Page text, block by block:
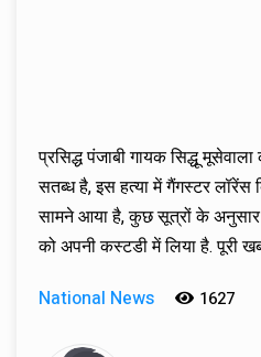
प्रसिद्ध पंजाबी गायक सिद्धू
सतब्ध है, इस हत्या में गैंगस्टर लॉरेंस
सामने आया है, कुछ सूत्रों के अनुसार
को अपनी कस्टडी में लिया है. पूरी
National News
1627